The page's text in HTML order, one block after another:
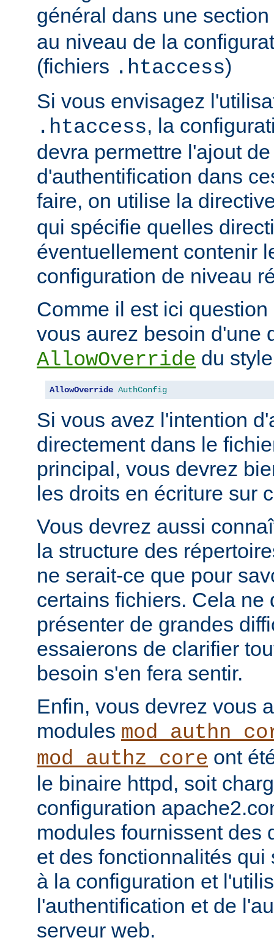
général dans une section
au niveau de la
(fichiers .htaccess)
Si vous envisagez
.htaccess, la
devra permettre l'ajout
d'authentification dans
faire, on utilise la
qui spécifie quelles
éventuellement contenir
configuration de niveau
Comme il est ici
vous aurez besoin d'une
AllowOverride du
AllowOverride AuthConfig
Si vous avez l'intention
directement dans le
principal, vous devrez
les droits en écriture sur
Vous devrez aussi
la structure des
ne serait-ce que pour
certains fichiers. Cela ne
présenter de grandes
essaierons de clarifier
besoin s'en fera sentir.
Enfin, vous devrez vous
modules
mod_authz_core ont
le binaire httpd, soit
configuration
modules fournissent des
et des fonctionnalités
à la configuration et
l'authentification et de
serveur web.